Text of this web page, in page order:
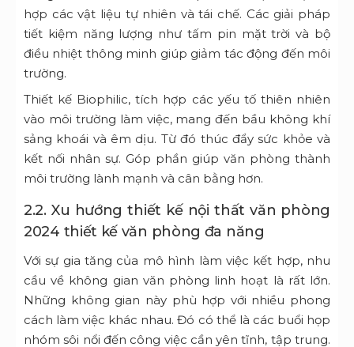
hợp các vật liệu tự nhiên và tái chế. Các giải pháp
tiết kiệm năng lượng như tấm pin mặt trời và bộ
điều nhiệt thông minh giúp giảm tác động đến môi
trường.
Thiết kế Biophilic, tích hợp các yếu tố thiên nhiên
vào môi trường làm việc, mang đến bầu không khí
sảng khoái và êm dịu. Từ đó thúc đẩy sức khỏe và
kết nối nhân sự. Góp phần giúp văn phòng thành
môi trường lành mạnh và cân bằng hơn.
2.2. Xu hướng thiết kế nội thất văn phòng
2024 thiết kế văn phòng đa năng
Với sự gia tăng của mô hình làm việc kết hợp, nhu
cầu về không gian văn phòng linh hoạt là rất lớn.
Những không gian này phù hợp với nhiều phong
cách làm việc khác nhau. Đó có thể là các buổi họp
nhóm sôi nổi đến công việc cần yên tĩnh, tập trung.